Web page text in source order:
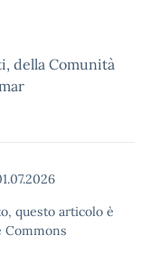
della Comunità
questo articolo è
Commons